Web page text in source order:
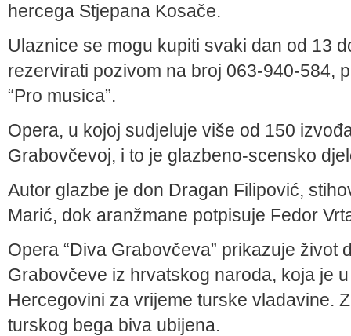
hercega Stjepana Kosače.
Ulaznice se mogu kupiti svaki dan od 13
rezervirati pozivom na broj 063-940-584,
“Pro musica”.
Opera, u kojoj sudjeluje više od 150
Grabovčevoj, i to je glazbeno-scensko
Autor glazbe je don Dragan Filipović,
Marić, dok aranžmane potpisuje Fedor
Opera “Diva Grabovčeva” prikazuje život
Grabovčeve iz hrvatskog naroda, koja je
Hercegovini za vrijeme turske vladavine.
turskog bega biva ubijena.